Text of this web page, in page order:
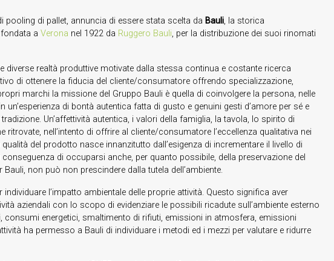
pooling di pallet, annuncia di essere stata scelta da Bauli, la storica
a Verona nel 1922 da Ruggero Bauli, per la distribuzione dei suoi rinomati
diverse realtà produttive motivate dalla stessa continua e costante ricerca
di ottenere la fiducia del cliente/consumatore offrendo specializzazione,
marchi la missione del Gruppo Bauli è quella di coinvolgere la persona, nelle
di bontà autentica fatta di gusto e genuini gesti d’amore per sé e
Un’affettività autentica, i valori della famiglia, la tavola, lo spirito di
ritrovate, nell’intento di offrire al cliente/consumatore l’eccellenza qualitativa nei
del prodotto nasce innanzitutto dall’esigenza di incrementare il livello di
di occuparsi anche, per quanto possibile, della preservazione del
non può non prescindere dalla tutela dell’ambiente.
l’impatto ambientale delle proprie attività. Questo significa aver
aziendali con lo scopo di evidenziare le possibili ricadute sull’ambiente esterno
consumi energetici, smaltimento di rifiuti, emissioni in atmosfera, emissioni
ha permesso a Bauli di individuare i metodi ed i mezzi per valutare e ridurre